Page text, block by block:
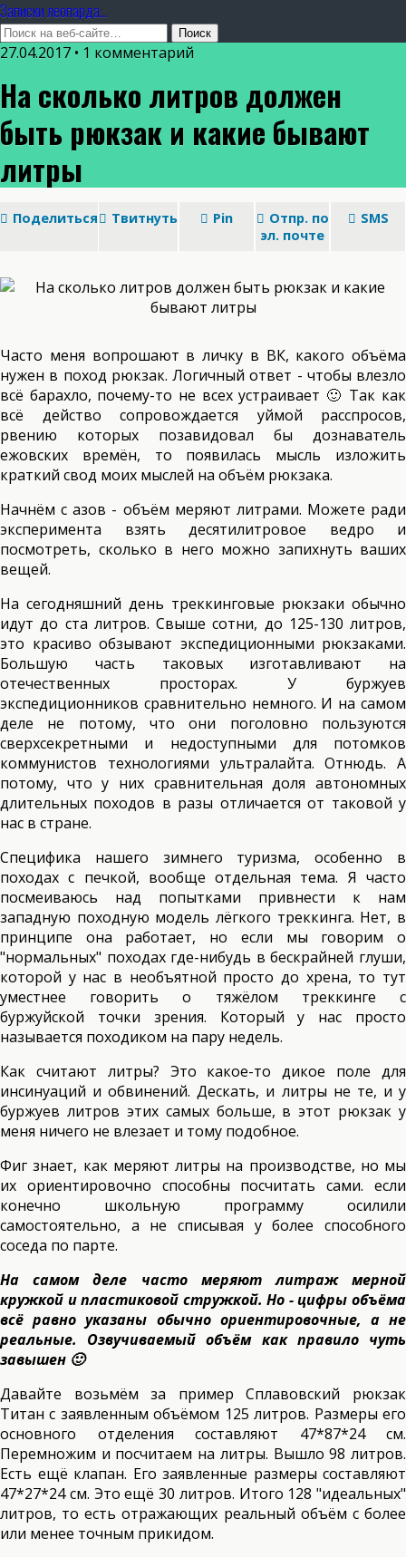
Записки леопарда...
27.04.2017 • 1 комментарий
На сколько литров должен
быть рюкзак и какие бывают
литры
Поделиться Твитнуть Pin
Отпр. по
эл. почте
SMS
Часто меня вопрошают в личку в ВК, какого объёма
нужен в поход рюкзак. Логичный ответ - чтобы влезло
всё барахло, почему-то не всех устраивает 🙂 Так как
всё действо сопровождается уймой расспросов,
рвению которых позавидовал бы дознаватель
ежовских времён, то появилась мысль изложить
краткий свод моих мыслей на объём рюкзака.
Начнём с азов - объём меряют литрами. Можете ради
эксперимента взять десятилитровое ведро и
посмотреть, сколько в него можно запихнуть ваших
вещей.
На сегодняшний день треккинговые рюкзаки обычно
идут до ста литров. Свыше сотни, до 125-130 литров,
это красиво обзывают экспедиционными рюкзаками.
Большую часть таковых изготавливают на
отечественных просторах. У буржуев
экспедиционников сравнительно немного. И на самом
деле не потому, что они поголовно пользуются
сверхсекретными и недоступными для потомков
коммунистов технологиями ультралайта. Отнюдь. А
потому, что у них сравнительная доля автономных
длительных походов в разы отличается от таковой у
нас в стране.
Специфика нашего зимнего туризма, особенно в
походах с печкой, вообще отдельная тема. Я часто
посмеиваюсь над попытками привнести к нам
западную походную модель лёгкого треккинга. Нет, в
принципе она работает, но если мы говорим о
"нормальных" походах где-нибудь в бескрайней глуши,
которой у нас в необъятной просто до хрена, то тут
уместнее говорить о тяжёлом треккинге с
буржуйской точки зрения. Который у нас просто
называется походиком на пару недель.
Как считают литры? Это какое-то дикое поле для
инсинуаций и обвинений. Дескать, и литры не те, и у
буржуев литров этих самых больше, в этот рюкзак у
меня ничего не влезает и тому подобное.
Фиг знает, как меряют литры на производстве, но мы
их ориентировочно способны посчитать сами. если
конечно школьную программу осилили
самостоятельно, а не списывая у более способного
соседа по парте.
На самом деле часто меряют литраж мерной
кружкой и пластиковой стружкой. Но - цифры объёма
всё равно указаны обычно ориентировочные, а не
реальные. Озвучиваемый объём как правило чуть
завышен 🙂
Давайте возьмём за пример Сплавовский рюкзак
Титан с заявленным объёмом 125 литров. Размеры его
основного отделения составляют 47*87*24 см.
Перемножим и посчитаем на литры. Вышло 98 литров.
Есть ещё клапан. Его заявленные размеры составляют
47*27*24 см. Это ещё 30 литров. Итого 128 "идеальных"
литров, то есть отражающих реальный объём с более
или менее точным прикидом.